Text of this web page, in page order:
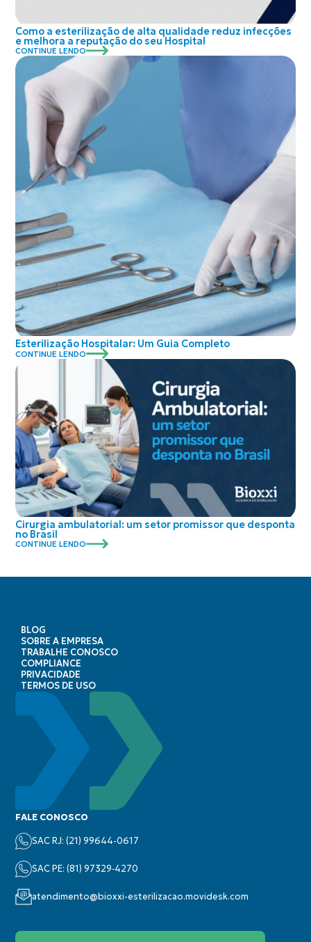
Como a esterilização de alta qualidade reduz infecções
e melhora a reputação do seu Hospital
CONTINUE LENDO
Esterilização Hospitalar: Um Guia Completo
CONTINUE LENDO
Cirurgia ambulatorial: um setor promissor que desponta
no Brasil
CONTINUE LENDO
BLOG
SOBRE A EMPRESA
TRABALHE CONOSCO
COMPLIANCE
PRIVACIDADE
TERMOS DE USO
FALE CONOSCO
SAC RJ: (21) 99644-0617
SAC PE: (‪81) 97329‑4270‬
atendimento@bioxxi-esterilizacao.movidesk.com